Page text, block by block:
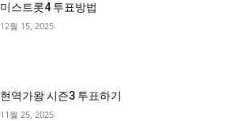
미스트롯4 투표방법
12월 15, 2025
현역가왕 시즌3 투표하기
11월 25, 2025